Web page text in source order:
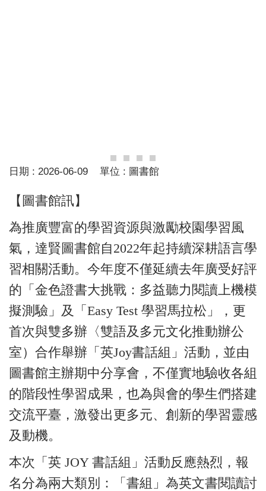
日期 : 2026-06-09 單位 : 圖書館
【圖書館訊】
為推廣豐富的學習資源與激勵校園學習風
氣，達賢圖書館自2022年起持續深耕語言學
習相關活動。今年度不僅延續去年廣受好評
的「金色證書大挑戰：多益聽力閱讀上機模
擬測驗」及「Easy Test 學習馬拉松」，更
首次與雙多辦〈雙語及多元文化推動辦公
室）合作舉辦「英Joy書話組」活動，並由
圖書館主辦期中分享會，不僅實地驗收各組
的階段性學習成果，也為與會的學生們搭建
交流平臺，激發出更多元、創新的學習靈感
及動機。
本次「英 JOY 書話組」活動反應熱烈，報
名分為兩大類別：「書組」為英文書閱讀討